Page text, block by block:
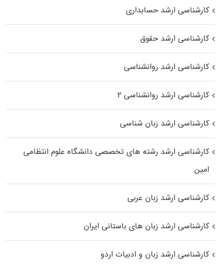
کارشناسی ارشد حسابداری
کارشناسی ارشد حقوق
کارشناسی ارشد روانشناسی
کارشناسی ارشد روانشناسی ۲
کارشناسی ارشد زبان شناسی
کارشناسی ارشد رﺷﺘﻪ ﻫﺎی تخصصی داﻧﺸﮕﺎه ﻋﻠﻮم انتظامی
اﻣﻴﻦ
کارشناسی ارشد زبان عربی
کارشناسی ارشد زبان‌ های باستانی ایران
کارشناسی ارشد زبان و ادبیات اردو